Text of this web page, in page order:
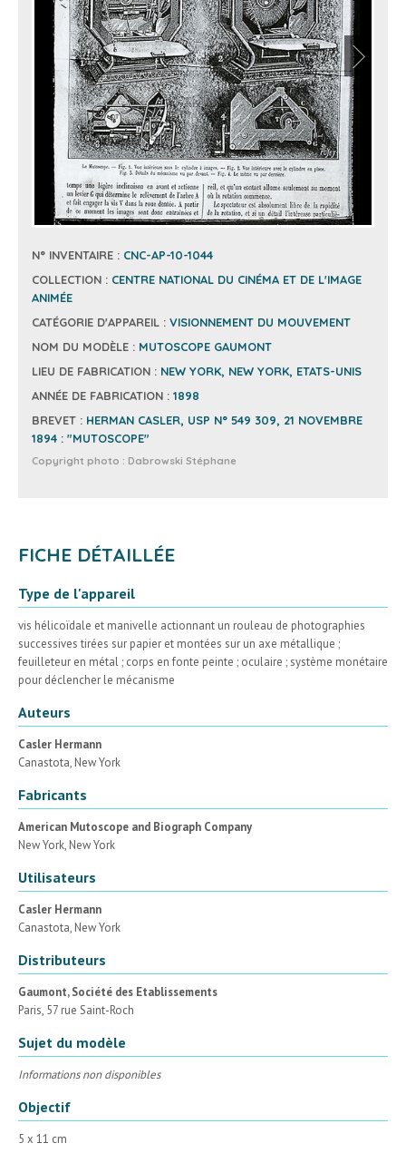
N° INVENTAIRE : CNC-AP-10-1044
COLLECTION : CENTRE NATIONAL DU CINÉMA ET DE L'IMAGE
ANIMÉE
CATÉGORIE D'APPAREIL : VISIONNEMENT DU MOUVEMENT
NOM DU MODÈLE : MUTOSCOPE GAUMONT
LIEU DE FABRICATION : NEW YORK, NEW YORK, ETATS-UNIS
ANNÉE DE FABRICATION : 1898
BREVET : HERMAN CASLER, USP N° 549 309, 21 NOVEMBRE
1894 : "MUTOSCOPE"
Copyright photo : Dabrowski Stéphane
FICHE DÉTAILLÉE
Type de l'appareil
vis hélicoïdale et manivelle actionnant un rouleau de photographies
successives tirées sur papier et montées sur un axe métallique ;
feuilleteur en métal ; corps en fonte peinte ; oculaire ; système monétaire
pour déclencher le mécanisme
Auteurs
Casler Hermann
Canastota, New York
Fabricants
American Mutoscope and Biograph Company
New York, New York
Utilisateurs
Casler Hermann
Canastota, New York
Distributeurs
Gaumont, Société des Etablissements
Paris, 57 rue Saint-Roch
Sujet du modèle
Informations non disponibles
Objectif
5 x 11 cm